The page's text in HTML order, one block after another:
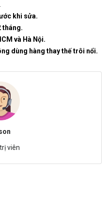
khi sửa.
tháng.
và Hà Nội.
dùng hàng thay thế trôi nổi.
viên